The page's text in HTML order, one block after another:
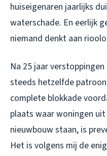
huiseigenaren jaarlijks
waterschade. En eerlijk
niemand denkt aan
Na 25 jaar
steeds hetzelfde
complete blokkade
plaats waar woningen
nieuwbouw staan, is
Het is volgens mij de